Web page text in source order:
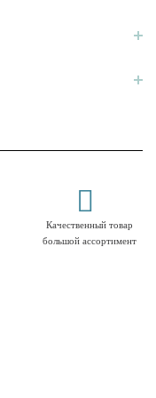
Качественный товар
большой ассортимент